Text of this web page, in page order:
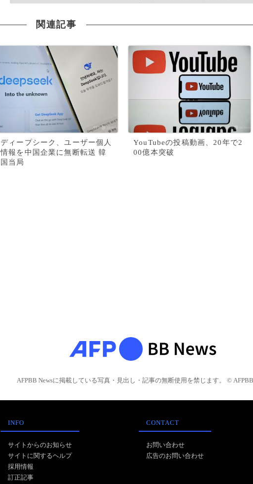
関連記事
ディープシーク、ユーザー個人
情報を中国企業に無断転送 韓
国当局
YouTubeの投稿動画、20年で2
00億本突破
AFPBB Newsに掲載している写真・見出し・記事の無断使用を禁じます。 © AFPBB
INFO
サイトからのお知らせ
サイトに関するヘルプ
採用情報
訂正記事
CONTACT
お問い合わせ
広告のお問い合わせ